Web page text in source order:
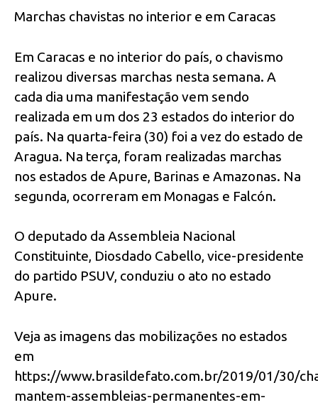
Marchas chavistas no interior e em Caracas
Em Caracas e no interior do país, o chavismo
realizou diversas marchas nesta semana. A
cada dia uma manifestação vem sendo
realizada em um dos 23 estados do interior do
país. Na quarta-feira (30) foi a vez do estado de
Aragua. Na terça, foram realizadas marchas
nos estados de Apure, Barinas e Amazonas. Na
segunda, ocorreram em Monagas e Falcón.
O deputado da Assembleia Nacional
Constituinte, Diosdado Cabello, vice-presidente
do partido PSUV, conduziu o ato no estado
Apure.
Veja as imagens das mobilizações no estados
em
https://www.brasildefato.com.br/2019/01/30/
mantem-assembleias-permanentes-em-